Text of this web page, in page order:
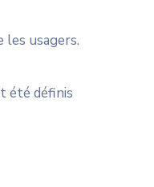
usagers.
été définis